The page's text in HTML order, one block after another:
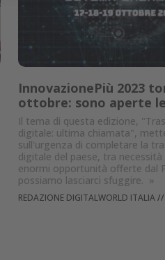
InnovazionePiù 2023
ottobre: sono aperte
Il tema di questa edizione,
digitale: ultima chiamata",
sull'urgenza di completare la
digitale del paese, tra
enormi opportunità offerte dal
possiamo lasciarci sfuggire. »
REDAZIONE DIGITALWORLD ITALIA//